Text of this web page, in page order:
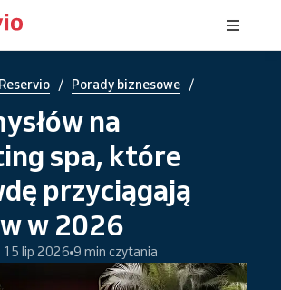
/ Porady biznesowe /
na
spa, które
przyciągają
w 2026
15 lip 2026 9 min czytania